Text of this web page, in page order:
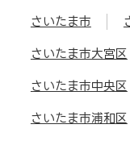
さいたま市
さいたま市大宮区
さいたま市中央区
さいたま市浦和区